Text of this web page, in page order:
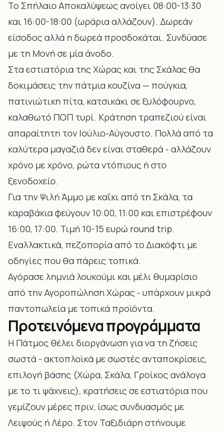
Το Σπήλαιο Αποκαλύψεως ανοίγει 08:00-13:30
και 16:00-18:00 (ωράρια αλλάζουν). Δωρεάν
είσοδος αλλά η δωρεά προσδοκάται. Συνδύασε
με τη Μονή σε μία άνοδο.
Στα εστιατόρια της Χώρας και της Σκάλας θα
δοκιμάσεις την πάτμια κουζίνα — πούγκια,
πατινιώτικη πίτα, κατσικάκι σε ξυλόφουρνο,
καλαθωτό ΠΟΠ τυρί. Κράτηση τραπεζιού είναι
απαραίτητη τον Ιούλιο-Αύγουστο. Πολλά από τα
καλύτερα μαγαζιά δεν είναι σταθερά - αλλάζουν
χρόνο με χρόνο, ρώτα ντόπιους ή στο
ξενοδοχείο.
Για την Ψιλή Άμμο με καΐκι από τη Σκάλα, τα
καραβάκια φεύγουν 10:00, 11:00 και επιστρέφουν
16:00, 17:00. Τιμή 10-15 ευρώ round trip.
Εναλλακτικά, πεζοπορία από το Διακόφτι με
οδηγίες που θα πάρεις τοπικά.
Αγόρασε λημνιά λουκούμι και μέλι θυμαρίσιο
από την Αγοροπώληση Χώρας - υπάρχουν μικρά
παντοπωλεία με τοπικά προϊόντα.
Προτεινόμενα προγράμματα
Η Πάτμος θέλει διοργάνωση για να τη ζήσεις
σωστά - ακτοπλοϊκά με σωστές ανταποκρίσεις,
επιλογή βάσης (Χώρα, Σκάλα, Γροίκος ανάλογα
με το τι ψάχνεις), κρατήσεις σε εστιατόρια που
γεμίζουν μέρες πριν, ίσως συνδυασμός με
Λειψούς ή Λέρο. Στον Ταξιδιάρη στήνουμε